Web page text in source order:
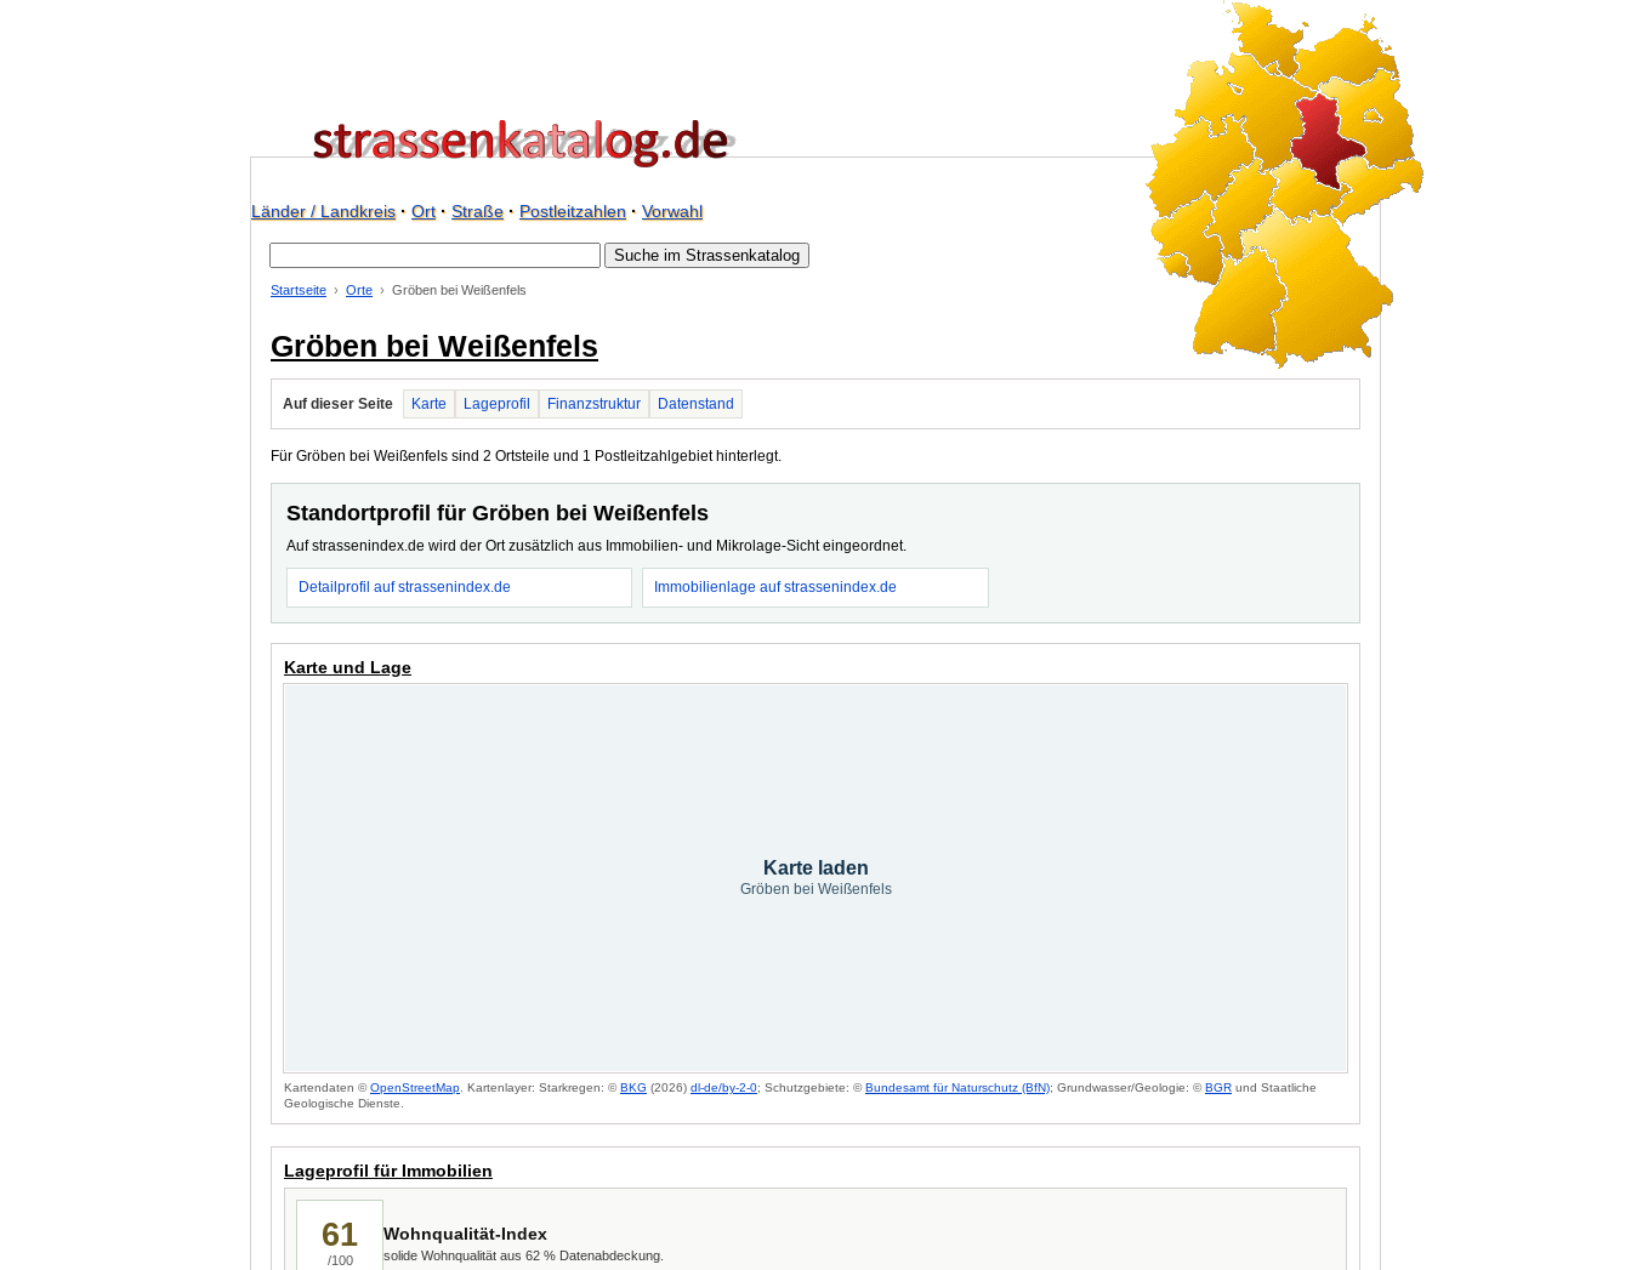
Länder / Landkreis· Ort· Straße· Postleitzahlen· Vorwahl
Startseite Orte Gröben bei Weißenfels
Gröben bei Weißenfels
Auf dieser Seite Karte Lageprofil Finanzstruktur Datenstand
Für Gröben bei Weißenfels sind 2 Ortsteile und 1 Postleitzahlgebiet hinterlegt.
Standortprofil für Gröben bei Weißenfels
Auf strassenindex.de wird der Ort zusätzlich aus Immobilien- und Mikrolage-Sicht eingeordnet.
Detailprofil auf strassenindex.de Immobilienlage auf strassenindex.de
Karte und Lage
Karte laden
Gröben bei Weißenfels
Kartendaten ©OpenStreetMap . Kartenlayer: Starkregen: ©BKG (2026) dl-de/by-2-0; Schutzgebiete: ©Bundesamt für Naturschutz (BfN); Grundwasser/Geologie: ©BGR und Staatliche
Geologische Dienste.
Lageprofil für Immobilien
61
/100
Wohnqualität-Index
solide Wohnqualität aus 62 % Datenabdeckung.